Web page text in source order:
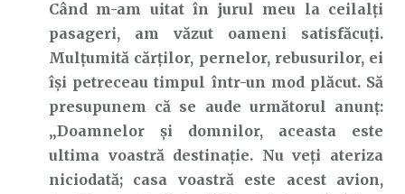
Când m-am uitat în jurul meu la ceilalți
pasageri, am văzut oameni satisfăcuți.
Mulțumită cărților, pernelor, rebusurilor, ei
își petreceau timpul într-un mod plăcut. Să
presupunem că se aude următorul anunț:
„Doamnelor și domnilor, aceasta este
ultima voastră destinație. Nu veți ateriza
niciodată; casa voastră este acest avion,